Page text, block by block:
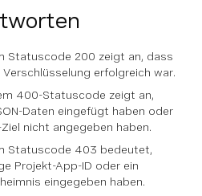
Statuscode 200 zeigt an, dass
erfolgreich war.
400-Statuscode zeigt an,
Daten eingefügt haben oder
nicht angegeben haben.
Statuscode 403 bedeutet,
Projekt-App-ID oder ein
eingegeben haben.